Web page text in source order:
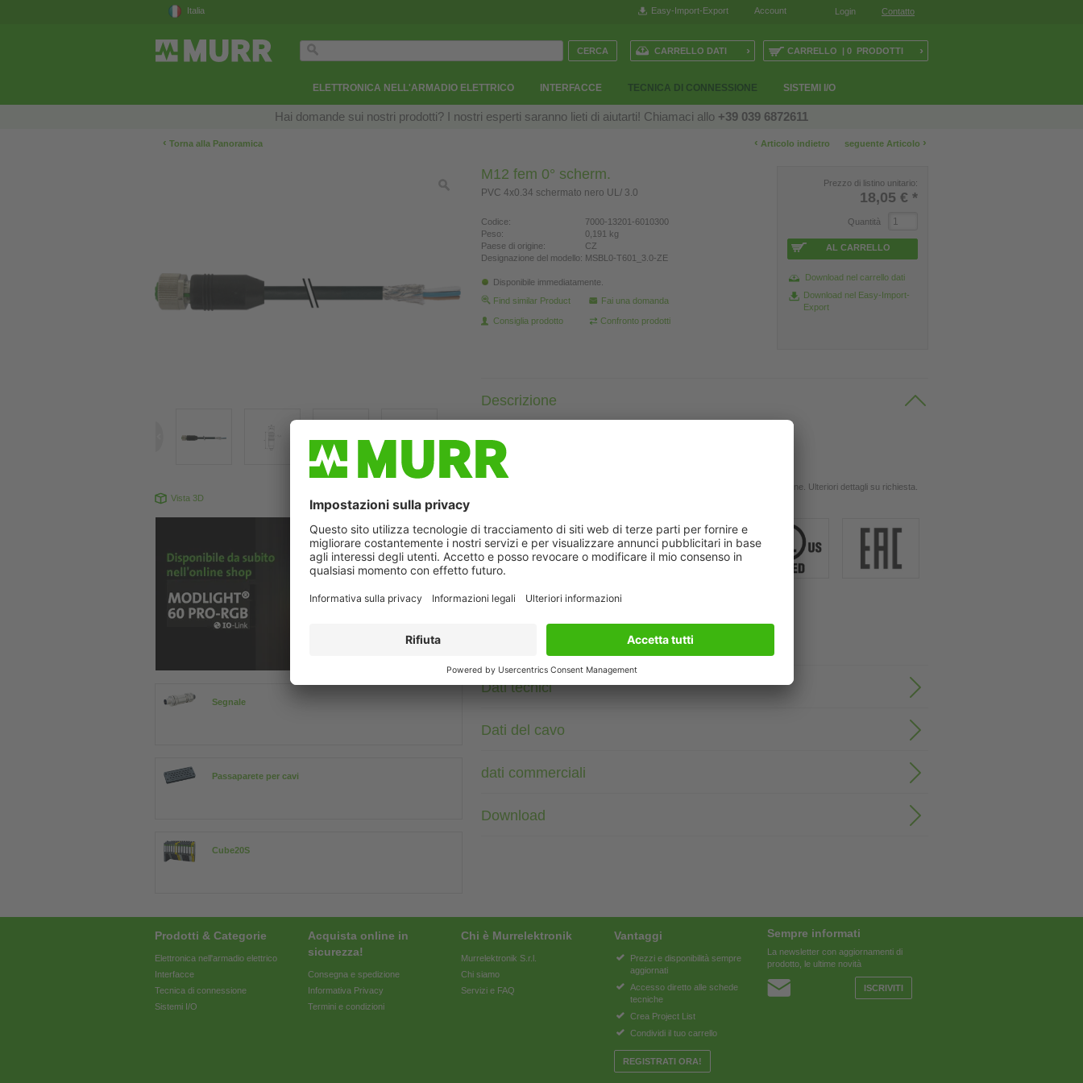
Italia Login Contatto
Account
Easy-Import-Export
ELETTRONICA NELL'ARMADIO ELETTRICO INTERFACCE TECNICA DI CONNESSIONE SISTEMI I/O
CARRELLO | 0 PRODOTTI ›
CARRELLO DATI ›
Hai domande sui nostri prodotti? I nostri esperti saranno lieti di aiutarti! Chiamaci allo +39 039 6872611
‹ Torna alla Panoramica seguente Articolo ›
‹ Articolo indietro
Vista 3D Il prodotto può differire dall'immagine
Segnale
Passaparete per cavi
Cube20S
M12 fem 0° scherm.
PVC 4x0.34 schermato nero UL/ 3.0
Codice:
7000-13201-6010300
Peso:
0,191 kg
Paese di origine:
CZ
Designazione del modello: MSBL0-T601_3.0-ZE
Disponibile immediatamente.
Find similar Product
Fai una domanda
Consiglia prodotto Confronto prodotti
Prezzo di listino unitario:
18,05 € *
Quantità
AL CARRELLO
Download nel carrello dati
Download nel Easy-Import-
Export
Descrizione
M12, 4 poli
Schermato
con portatarghetta
Custodie plastica con buona resistenza contro agenti chimici e oli
La resistenza agli agenti aggressivi deve essere testata per la singola applicazione. Ulteriori dettagli su richiesta.
Dati tecnici
Dati del cavo
dati commerciali
Download
Prodotti & Categorie
Elettronica nell'armadio elettrico
Interfacce
Tecnica di connessione
Sistemi I/O
Acquista online in
sicurezza!
Consegna e spedizione
Informativa Privacy
Termini e condizioni
Chi è Murrelektronik
Murrelektronik S.r.l.
Chi siamo
Servizi e FAQ
Vantaggi
Prezzi e disponibilità sempre
aggiornati
Accesso diretto alle schede
tecniche
Crea Project List
Condividi il tuo carrello
REGISTRATI ORA!
Sempre informati
La newsletter con aggiornamenti di
prodotto, le ultime novità
ISCRIVITI